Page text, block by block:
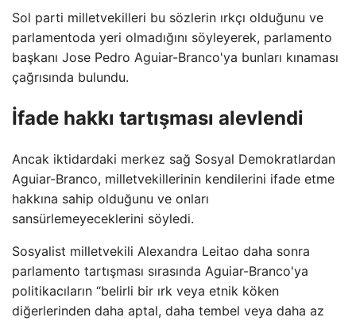
Sol parti milletvekilleri bu sözlerin ırkçı olduğunu ve
parlamentoda yeri olmadığını söyleyerek, parlamento
başkanı Jose Pedro Aguiar-Branco'ya bunları kınaması
çağrısında bulundu.
İfade hakkı tartışması alevlendi
Ancak iktidardaki merkez sağ Sosyal Demokratlardan
Aguiar-Branco, milletvekillerinin kendilerini ifade etme
hakkına sahip olduğunu ve onları
sansürlemeyeceklerini söyledi.
Sosyalist milletvekili Alexandra Leitao daha sonra
parlamento tartışması sırasında Aguiar-Branco'ya
politikacıların “belirli bir ırk veya etnik köken
diğerlerinden daha aptal, daha tembel veya daha az